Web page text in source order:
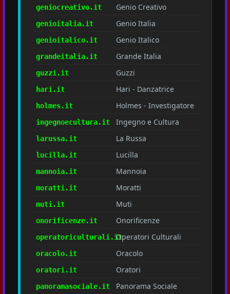
geniocreativo.it Genio Creativo
genioitalia.it Genio Italia
genioitalico.it Genio Italico
grandeitalia.it Grande Italia
guzzi.it Guzzi
hari.it Hari - Danzatrice
holmes.it Holmes - Investigatore
ingegnoecultura.it Ingegno e Cultura
larussa.it La Russa
lucilla.it Lucilla
mannoia.it Mannoia
moratti.it Moratti
muti.it Muti
onorificenze.it Onorificenze
operatoriculturali.itOperatori Culturali
oracolo.it Oracolo
oratori.it Oratori
panoramasociale.it Panorama Sociale